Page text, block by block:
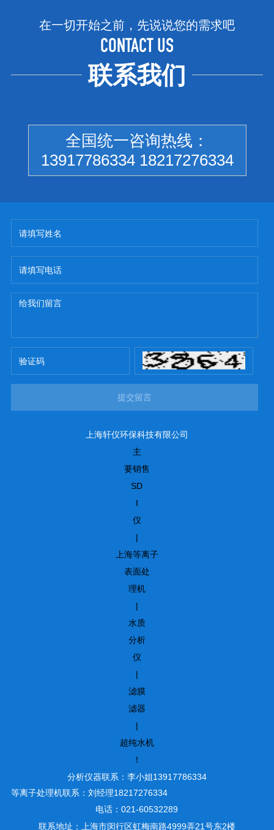
在一切开始之前，先说说您的需求吧
CONTACT US
联系我们
全国统一咨询热线：
13917786334 18217276334
提交留言
上海轩仪环保科技有限公司
主
要销售
SD
I
仪
|
上海等离子
表面处
理机
|
水质
分析
仪
|
滤膜
滤器
|
超纯水机
！
分析仪器联系：李小姐13917786334
等离子处理机联系：刘经理18217276334
电话：021-60532289
联系地址：上海市闵行区虹梅南路4999弄21号东2楼